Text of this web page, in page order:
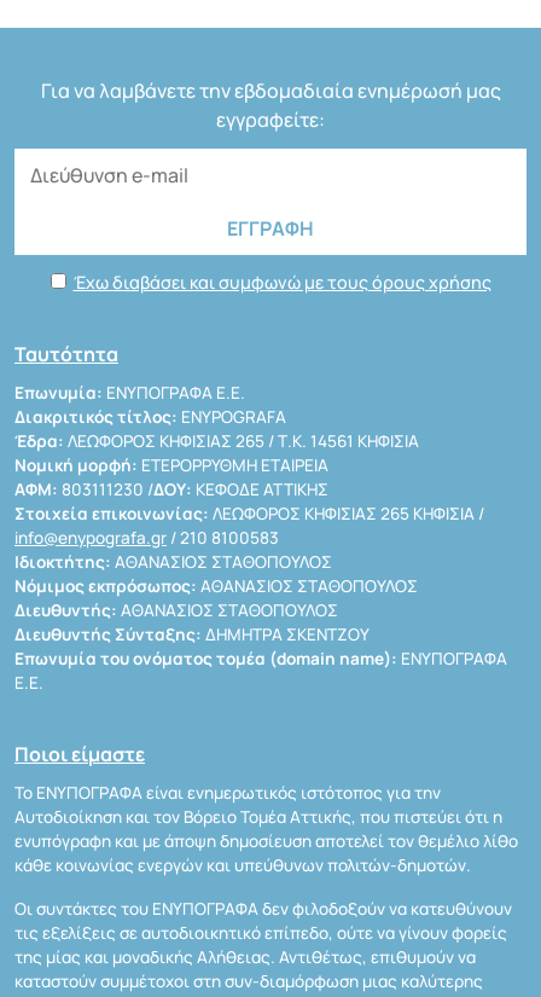
Για να λαμβάνετε την εβδομαδιαία ενημέρωσή μας
εγγραφείτε:
Έχω διαβάσει και συμφωνώ με τους όρους χρήσης
Ταυτότητα
Επωνυμία: ΕΝΥΠΟΓΡΑΦΑ Ε.Ε.
Διακριτικός τίτλος: ENYPOGRAFA
Έδρα: ΛΕΩΦΟΡΟΣ ΚΗΦΙΣΙΑΣ 265 / Τ.Κ. 14561 ΚΗΦΙΣΙΑ
Νομική μορφή: ΕΤΕΡΟΡΡΥΘΜΗ ΕΤΑΙΡΕΙΑ
ΑΦΜ: 803111230 /ΔΟΥ: ΚΕΦΟΔΕ ΑΤΤΙΚΗΣ
Στοιχεία επικοινωνίας: ΛΕΩΦΟΡΟΣ ΚΗΦΙΣΙΑΣ 265 ΚΗΦΙΣΙΑ /
info@enypografa.gr / 210 8100583
Ιδιοκτήτης: ΑΘΑΝΑΣΙΟΣ ΣΤΑΘΟΠΟΥΛΟΣ
Νόμιμος εκπρόσωπος: ΑΘΑΝΑΣΙΟΣ ΣΤΑΘΟΠΟΥΛΟΣ
Διευθυντής: ΑΘΑΝΑΣΙΟΣ ΣΤΑΘΟΠΟΥΛΟΣ
Διευθυντής Σύνταξης: ΔΗΜΗΤΡΑ ΣΚΕΝΤΖΟΥ
Επωνυμία του ονόματος τομέα (domain name): ΕΝΥΠΟΓΡΑΦΑ
Ε.Ε.
Ποιοι είμαστε
Το ΕΝΥΠΟΓΡΑΦΑ είναι ενημερωτικός ιστότοπος για την
Αυτοδιοίκηση και τον Βόρειο Τομέα Αττικής, που πιστεύει ότι η
ενυπόγραφη και με άποψη δημοσίευση αποτελεί τον θεμέλιο λίθο
κάθε κοινωνίας ενεργών και υπεύθυνων πολιτών-δημοτών.
Οι συντάκτες του ΕΝΥΠΟΓΡΑΦΑ δεν φιλοδοξούν να κατευθύνουν
τις εξελίξεις σε αυτοδιοικητικό επίπεδο, ούτε να γίνουν φορείς
της μίας και μοναδικής Αλήθειας. Αντιθέτως, επιθυμούν να
καταστούν συμμέτοχοι στη συν-διαμόρφωση μιας καλύτερης